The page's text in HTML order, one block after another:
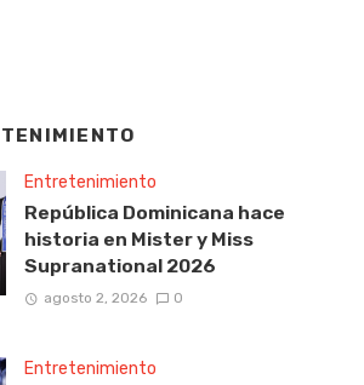
Entretenimiento
República Dominicana hace
historia en Mister y Miss
Supranational 2026
agosto 2, 2026 0
Entretenimiento